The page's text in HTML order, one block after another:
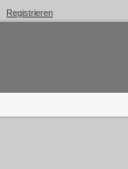
Registrieren